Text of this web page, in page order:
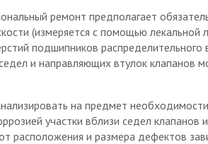
ремонт предполагает
(измеряется с помощью лекальной
подшипников распределительного
и направляющих втулок клапанов
на предмет
участки вблизи седел клапанов и
расположения и размера дефектов